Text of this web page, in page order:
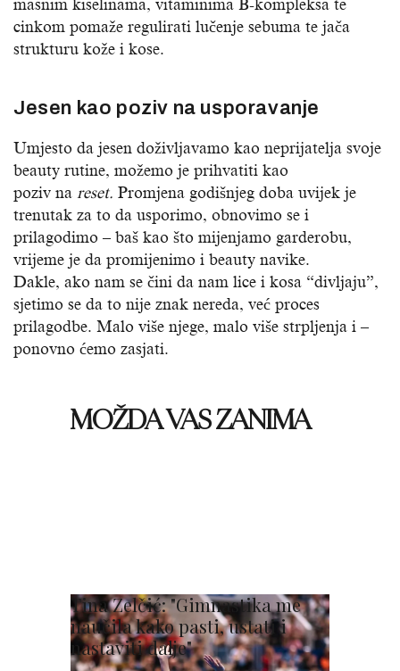
masnim kiselinama, vitaminima B-kompleksa te
cinkom pomaže regulirati lučenje sebuma te jača
strukturu kože i kose.
Jesen kao poziv na usporavanje
Umjesto da jesen doživljavamo kao neprijatelja svoje
beauty rutine, možemo je prihvatiti kao
poziv na reset. Promjena godišnjeg doba uvijek je
trenutak za to da usporimo, obnovimo se i
prilagodimo – baš kao što mijenjamo garderobu,
vrijeme je da promijenimo i beauty navike.
Dakle, ako nam se čini da nam lice i kosa “divljaju”,
sjetimo se da to nije znak nereda, već proces
prilagodbe. Malo više njege, malo više strpljenja i –
ponovno ćemo zasjati.
MOŽDA VAS ZANIMA
Tina Zelčić: "Gimnastika me
naučila kako pasti, ustati i
nastaviti dalje"